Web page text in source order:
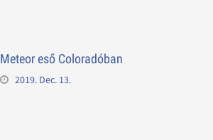
Meteor eső Coloradóban
2019. Dec. 13.